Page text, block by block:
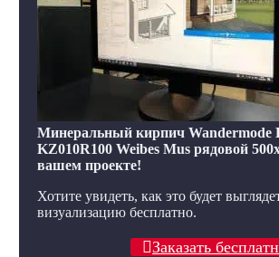
Минеральный кирпич Wandermode
KZ010R100 Weibes Mus рядовой
вашем проекте!
Хотите увидеть, как это будет
визуализацию бесплатно.
Заказать